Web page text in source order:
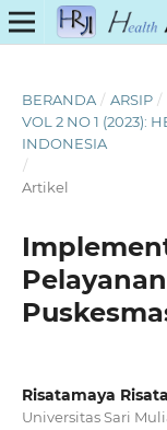
BERANDA / ARSIP /
VOL 2 NO 1 (2023):
INDONESIA
/
Artikel
Risatamaya
Universitas Sari